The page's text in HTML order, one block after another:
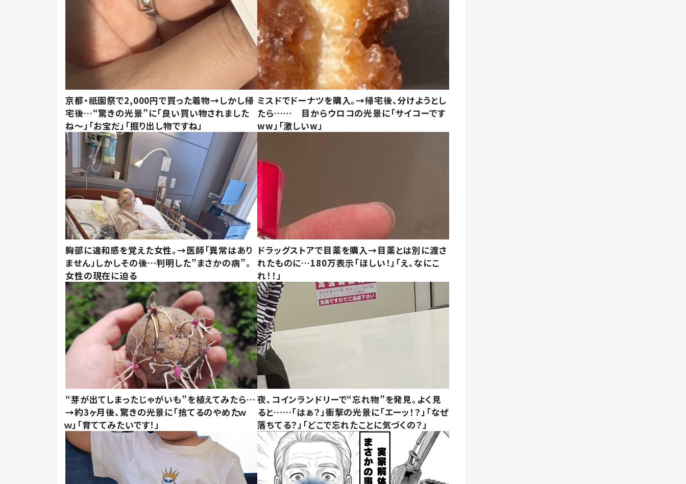
京都・祇園祭で2,000円で買った着物→しかし帰
宅後…“驚きの光景”に「良い買い物されました
ね～」「お宝だ」「掘り出し物ですね」
ミスドでドーナツを購入。→帰宅後、分けようとし
たら…… 目からウロコの光景に「サイコーです
ww」「激しいw」
胸部に違和感を覚えた女性。→医師「異常はあり
ません」しかしその後…判明した”まさかの病”。
女性の現在に迫る
ドラッグストアで目薬を購入→目薬とは別に渡さ
れたものに…180万表示「ほしい！」「え、なにこ
れ！！」
“芽が出てしまったじゃがいも”を植えてみたら…
→約3ヶ月後、驚きの光景に「捨てるのやめたｗ
ｗ」「育ててみたいです！」
夜、コインランドリーで“忘れ物”を発見。よく見
ると……「はぁ？」衝撃の光景に「エーッ！？」「なぜ
落ちてる？」「どこで忘れたことに気づくの？」